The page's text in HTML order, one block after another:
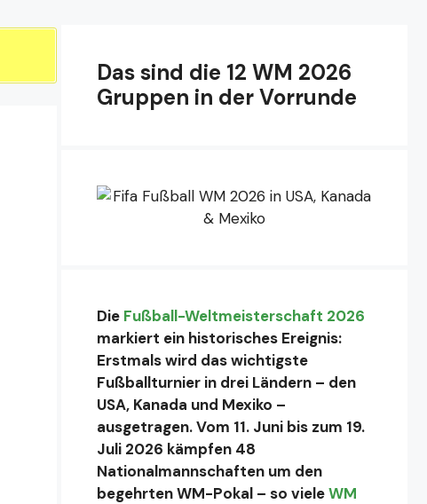
Das sind die 12 WM 2026
Gruppen in der Vorrunde
Die Fußball-Weltmeisterschaft 2026
markiert ein historisches Ereignis:
Erstmals wird das wichtigste
Fußballturnier in drei Ländern – den
USA, Kanada und Mexiko –
ausgetragen. Vom 11. Juni bis zum 19.
Juli 2026 kämpfen 48
Nationalmannschaften um den
begehrten WM-Pokal – so vieleWM